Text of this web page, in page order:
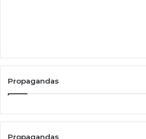
Propagandas
Propagandas